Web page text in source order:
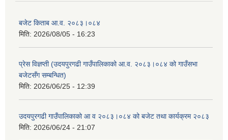
बजेट किताब आ.व. २०८३।०८४
मिति: 2026/08/05 - 16:23
प्रेस विज्ञप्ती (उदयपुरगढी गाउँपालिकाको आ.व. २०८३।०८४ को गाउँसभा
बजेटसँग सम्बन्धित)
मिति: 2026/06/25 - 12:39
उदयपुरगढी गाउँपालिकाको आ व २०८३।०८४ को बजेट तथा कार्यक्रम २०८३
मिति: 2026/06/24 - 21:07